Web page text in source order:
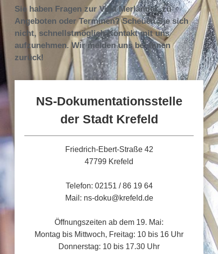
Sie haben Fragen zur Villa Merländer, zu
Angeboten oder Terminen? Scheuen Sie sich
nicht, schnellstmöglich Kontakt mit uns
aufzunehmen. Wir melden uns bei Ihnen
zurück!
NS-Dokumentationsstelle
der Stadt Krefeld
Friedrich-Ebert-Straße 42
47799 Krefeld
Telefon: 02151 / 86 19 64
Mail: ns-doku@krefeld.de
Öffnungszeiten ab dem 19. Mai:
Montag bis Mittwoch, Freitag: 10 bis 16 Uhr
Donnerstag: 10 bis 17.30 Uhr